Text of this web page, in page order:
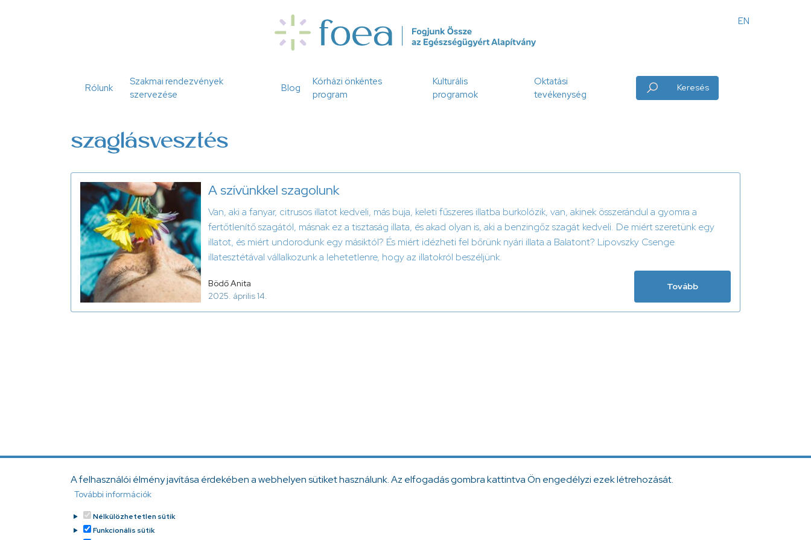
A felhasználói élmény javítása érdekében a webhelyen sütiket használunk. Az elfogadás gombra kattintva Ön engedélyzi ezek létrehozását.
További információk
Nélkülözhetetlen sütik
Funkcionális sütik
Angol
EN
Rólunk
Szakmai rendezvények
szervezése
Blog
Kórházi önkéntes
program
Kulturális
programok
Oktatási
tevékenység
Keresés
szaglásvesztés
A szívünkkel szagolunk
Van, aki a fanyar, citrusos illatot kedveli, más buja, keleti fűszeres illatba burkolózik, van, akinek összerándul a gyomra a
fertőtlenítő szagától, másnak ez a tisztaság illata, és akad olyan is, aki a benzingőz szagát kedveli. De miért szeretünk egy
illatot, és miért undorodunk egy másiktól? És miért idézheti fel bőrünk nyári illata a Balatont? Lipovszky Csenge
illatesztétával vállalkozunk a lehetetlenre, hogy az illatokról beszéljünk.
Bödő Anita
2025. április 14.
Tovább